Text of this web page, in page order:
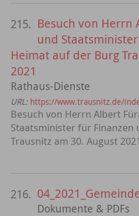
215. Besuch von Herrn
und
Heimat auf der Burg
2021
Rathaus-Dienste
URL: https://www.trausnitz.de/
Besuch von Herrn Albert
Staatsminister für
Trausnitz am 30. August 2021
216.
Dokumente & PDFs